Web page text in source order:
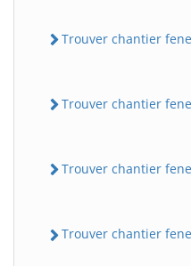
Trouver chantier
Trouver chantier
Trouver chantier
Trouver chantier